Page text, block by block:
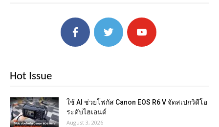
Hot Issue
ใช้ AI ช่วยโฟกัส Canon EOS R6 V จัดสเปกวิดีโอ
ระดับไฮเอนด์
August 3, 2026